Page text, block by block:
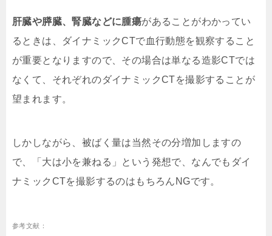
肝臓や膵臓、腎臓などに腫瘍があることがわかってい
るときは、ダイナミックCTで血行動態を観察すること
が重要となりますので、その場合は単なる造影CTでは
なくて、それぞれのダイナミックCTを撮影することが
望まれます。
しかしながら、被ばく量は当然その分増加しますの
で、「大は小を兼ねる」という発想で、なんでもダイ
ナミックCTを撮影するのはもちろんNGです。
参考文献：